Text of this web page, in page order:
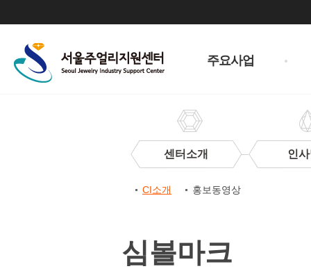
주요사업
센터소개 인
CI소개 홍보동영상
개
심볼마크